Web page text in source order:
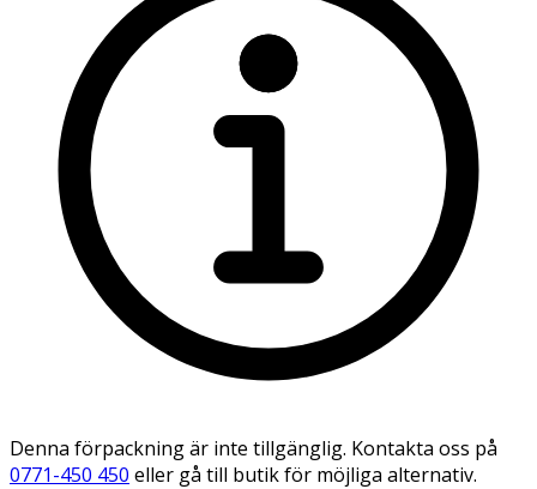
Denna förpackning är inte tillgänglig. Kontakta oss på
0771-450 450 eller gå till butik för möjliga alternativ.